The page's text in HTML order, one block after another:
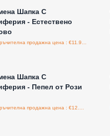
Шапка С
- Естествено
Шапка С
- Пепел от Рози